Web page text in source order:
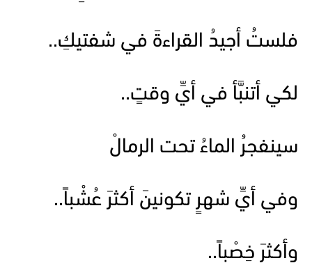
فلستُ أجيدُ القراءةَ في شفتيكِ..
لكي أتنبَّأ في أيِّ وقتٍ..
سينفجرُ الماءُ تحت الرمالْ
وفي أيِّ شهرٍ تكونينَ أكثرَ عُشْباً..
وأكثرَ خِصْباً..